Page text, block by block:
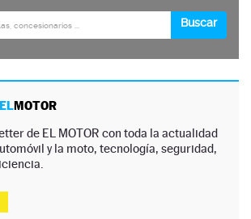
MOTOR
de EL MOTOR con toda la actualidad
y la moto, tecnología, seguridad,